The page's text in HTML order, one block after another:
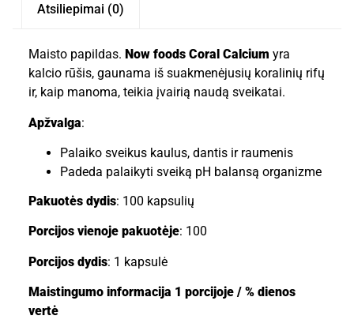
Atsiliepimai (0)
Maisto papildas. Now foods Coral Calcium yra
kalcio rūšis, gaunama iš suakmenėjusių koralinių rifų
ir, kaip manoma, teikia įvairią naudą sveikatai.
Apžvalga:
Palaiko sveikus kaulus, dantis ir raumenis
Padeda palaikyti sveiką pH balansą organizme
Pakuotės dydis: 100 kapsulių
Porcijos vienoje pakuotėje: 100
Porcijos dydis: 1 kapsulė
Maistingumo informacija 1 porcijoje / % dienos
vertė